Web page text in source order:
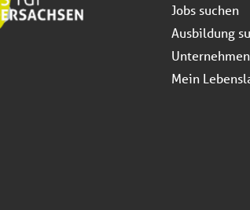
Jobs suchen
Ausbildung
Mein